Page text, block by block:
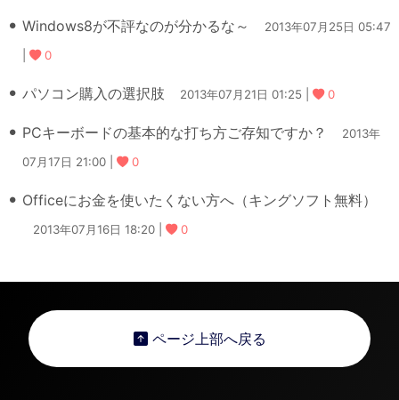
Windows8が不評なのが分かるな～
2013年07月25日 05:47
0
パソコン購入の選択肢 2013年07月21日 01:25 | 0
PCキーボードの基本的な打ち方ご存知ですか？
2013年
07月17日 21:00 |
0
Officeにお金を使いたくない方へ（キングソフト無料）
2013年07月16日 18:20 | 0
ページ上部へ戻る